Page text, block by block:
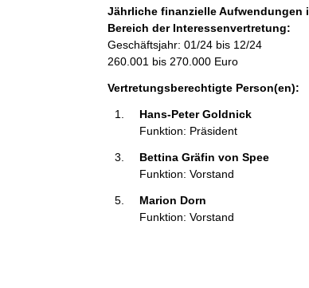
t
i
n
f
r
m
Jährliche finanzielle Aufwendungen
Bereich der Interessenvertretung:
Geschäftsjahr: 01/24 bis 12/24
260.001 bis 270.000 Euro
Vertretungsberechtigte Person(en):
Hans-Peter Goldnick
Funktion: Präsident
Bettina Gräfin von Spee
Funktion: Vorstand
Marion Dorn
Funktion: Vorstand